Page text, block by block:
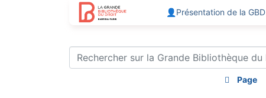
👤Présentation de la GBD
Page